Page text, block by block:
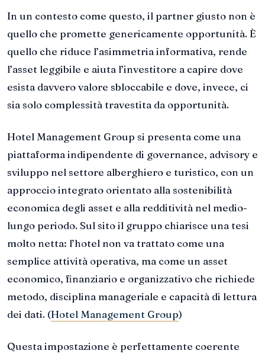
In un contesto come questo, il partner giusto non è
quello che promette genericamente opportunità. È
quello che riduce l’asimmetria informativa, rende
l’asset leggibile e aiuta l’investitore a capire dove
esista davvero valore sbloccabile e dove, invece, ci
sia solo complessità travestita da opportunità.
Hotel Management Group si presenta come una
piattaforma indipendente di governance, advisory e
sviluppo nel settore alberghiero e turistico, con un
approccio integrato orientato alla sostenibilità
economica degli asset e alla redditività nel medio-
lungo periodo. Sul sito il gruppo chiarisce una tesi
molto netta: l’hotel non va trattato come una
semplice attività operativa, ma come un asset
economico, finanziario e organizzativo che richiede
metodo, disciplina manageriale e capacità di lettura
dei dati. (Hotel Management Group)
Questa impostazione è perfettamente coerente